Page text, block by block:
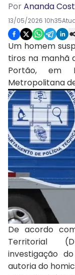
PorAnanda
13/05/2026 10h35
Um homem
tiros na manhã
Portão, em
Metropolitana
De acordo
Territorial
investigação
autoria do